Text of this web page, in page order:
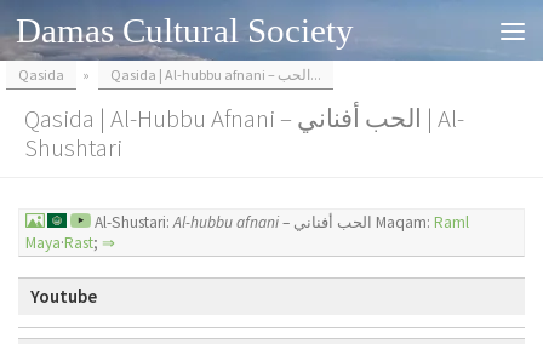
Skip to content
Damas Cultural Society
Qasida » Qasida | Al-hubbu afnani – الحب...
Qasida | Al-Hubbu Afnani – الحب أفناني | Al-
Shushtari
Al-Shustari:Al-hubbu afnani – الحب أفناني Maqam: Raml
Maya·Rast; ⇒
Youtube